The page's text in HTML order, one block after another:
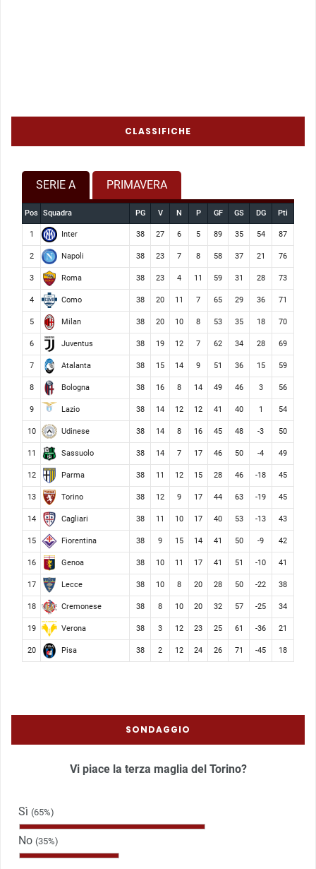
CLASSIFICHE
SERIE A PRIMAVERA
Pos Squadra PG V N P GF GS DG Pti
1 Inter 38 27 6 5 89 35 54 87
2 Napoli 38 23 7 8 58 37 21 76
3 Roma 38 23 4 11 59 31 28 73
4 Como 38 20 11 7 65 29 36 71
5 Milan 38 20 10 8 53 35 18 70
6 Juventus 38 19 12 7 62 34 28 69
7 Atalanta 38 15 14 9 51 36 15 59
8 Bologna 38 16 8 14 49 46 3 56
9 Lazio 38 14 12 12 41 40 1 54
10 Udinese 38 14 8 16 45 48 -3 50
11 Sassuolo 38 14 7 17 46 50 -4 49
12 Parma 38 11 12 15 28 46 -18 45
13 Torino 38 12 9 17 44 63 -19 45
14 Cagliari 38 11 10 17 40 53 -13 43
15 Fiorentina 38 9 15 14 41 50 -9 42
16 Genoa 38 10 11 17 41 51 -10 41
17 Lecce 38 10 8 20 28 50 -22 38
18 Cremonese 38 8 10 20 32 57 -25 34
19 Verona 38 3 12 23 25 61 -36 21
20 Pisa 38 2 12 24 26 71 -45 18
SONDAGGIO
Vi piace la terza maglia del Torino?
Sì (65%)
No (35%)